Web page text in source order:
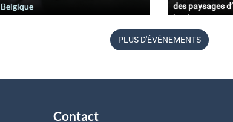
Belgique
des paysages
11 juin à 09
Belgique
PLUS D'ÉVÉNEMENTS
Contact